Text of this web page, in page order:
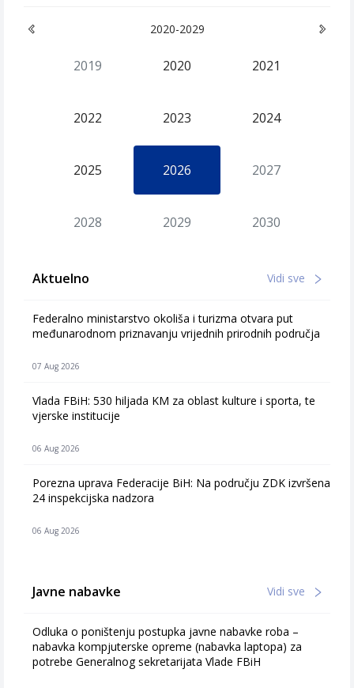
2020-2029
2019 2020 2021
2022 2023 2024
2025 2026 2027
2028 2029 2030
Aktuelno Vidi sve
Federalno ministarstvo okoliša i turizma otvara put
međunarodnom priznavanju vrijednih prirodnih područja
07 Aug 2026
Vlada FBiH: 530 hiljada KM za oblast kulture i sporta, te
vjerske institucije
06 Aug 2026
Porezna uprava Federacije BiH: Na području ZDK izvršena
24 inspekcijska nadzora
06 Aug 2026
Javne nabavke Vidi sve
Odluka o poništenju postupka javne nabavke roba –
nabavka kompjuterske opreme (nabavka laptopa) za
potrebe Generalnog sekretarijata Vlade FBiH